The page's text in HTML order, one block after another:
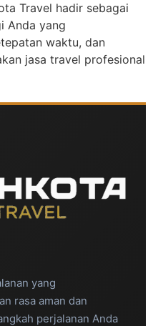
Travel hadir sebagai
Anda yang
waktu, dan
jasa travel profesional
yang
rasa aman dan
perjalanan Anda